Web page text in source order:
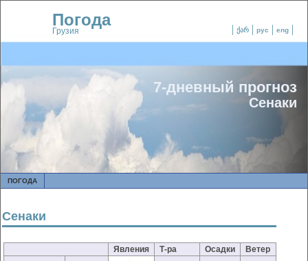
ქარ рус eng
Погода
Грузия
7-дневный прогноз
Сенаки
ПОГОДА
Сенаки
Явления Т-ра Осадки Ветер